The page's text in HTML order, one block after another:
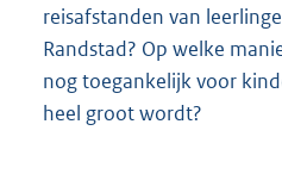
reisafstanden van
Randstad? Op welke
nog toegankelijk voor
heel groot wordt?